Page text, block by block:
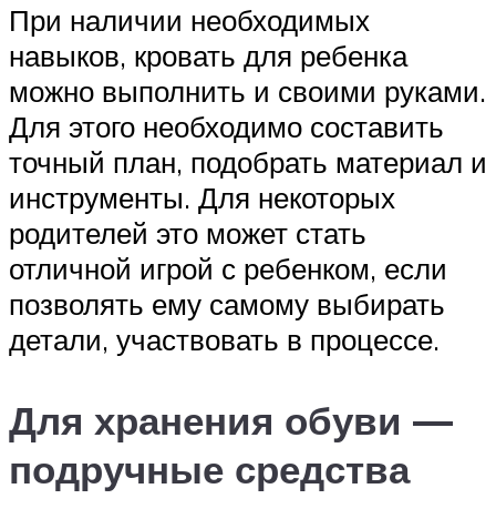
При наличии необходимых
навыков, кровать для ребенка
можно выполнить и своими руками.
Для этого необходимо составить
точный план, подобрать материал и
инструменты. Для некоторых
родителей это может стать
отличной игрой с ребенком, если
позволять ему самому выбирать
детали, участвовать в процессе.
Для хранения обуви —
подручные средства